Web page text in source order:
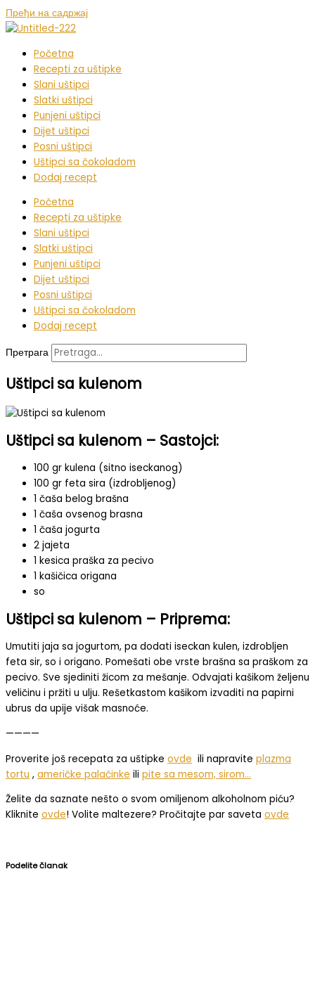
Пређи на садржај
Početna
Recepti za uštipke
Slani uštipci
Slatki uštipci
Punjeni uštipci
Dijet uštipci
Posni uštipci
Uštipci sa čokoladom
Dodaj recept
Početna
Recepti za uštipke
Slani uštipci
Slatki uštipci
Punjeni uštipci
Dijet uštipci
Posni uštipci
Uštipci sa čokoladom
Dodaj recept
Претрага
Uštipci sa kulenom
Uštipci sa kulenom – Sastojci:
100 gr kulena (sitno iseckanog)
100 gr feta sira (izdrobljenog)
1 čaša belog brašna
1 čaša ovsenog brasna
1 čaša jogurta
2 jajeta
1 kesica praška za pecivo
1 kašičica origana
so
Uštipci sa kulenom – Priprema:
Umutiti jaja sa jogurtom, pa dodati iseckan kulen, izdrobljen
feta sir, so i origano. Pomešati obe vrste brašna sa praškom za
pecivo. Sve sjediniti žicom za mešanje. Odvajati kašikom željenu
veličinu i pržiti u ulju. Rešetkastom kašikom izvaditi na papirni
ubrus da upije višak masnoće.
————
Proverite još recepata za uštipke ovde ili napravite plazma
tortu , američke palačinke ili pite sa mesom, sirom…
Želite da saznate nešto o svom omiljenom alkoholnom piću?
Kliknite ovde! Volite maltezere? Pročitajte par saveta ovde
Podelite članak